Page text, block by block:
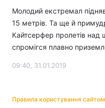
Молодий екстремал
15 метрів. Та ще й
Кайтсерфер пролетів
спромігся плавно
09:40, 31.01.2019
Правила користування сайтом